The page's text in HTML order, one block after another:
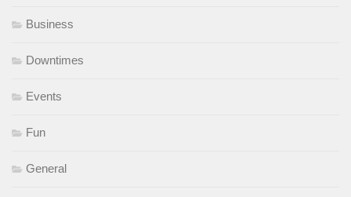
Business
Downtimes
Events
Fun
General